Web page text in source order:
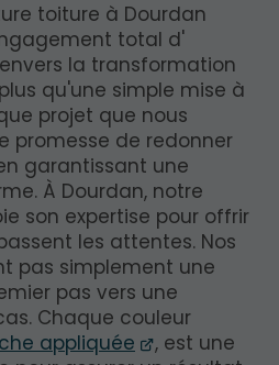
toiture à Dourdan
total d'
envers la transformation
qu'une simple mise à
projet que nous
promesse de redonner
garantissant une
À Dourdan, notre
son expertise pour offrir
les attentes. Nos
pas simplement une
pas vers une
Chaque couleur
appliquée
, est une